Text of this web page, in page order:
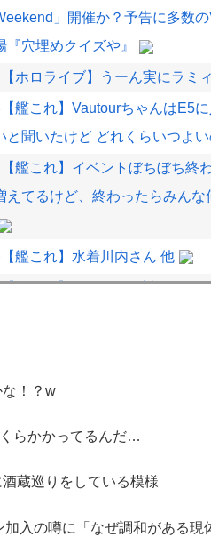
」開催か？予告に多数
『穴埋めクイズや』
【ホロライブ】うーん実にラミィ
【艦これ】VautourちゃんはE5
と聞いたけど どれくらいつよ
【艦これ】イベントぼちぼち終
えてるけど、終わったらみんな
【艦これ】水着川内さん 他
【学マス】AIライザに対抗して
て可哀想に…
な！？w
らかかってるんだ…
蔵巡りをしている模様
入の噂に「なぜ調和がある現